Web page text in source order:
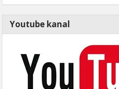
Youtube kanal